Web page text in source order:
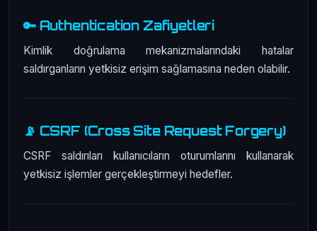
🔑 Authentication Zafiyetleri
Kimlik doğrulama mekanizmalarındaki hatalar
saldırganların yetkisiz erişim sağlamasına neden olabilir.
📡 CSRF (Cross Site Request Forgery)
CSRF saldırıları kullanıcıların oturumlarını kullanarak
yetkisiz işlemler gerçekleştirmeyi hedefler.